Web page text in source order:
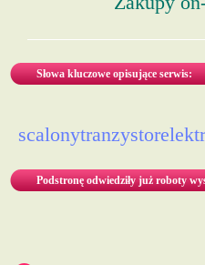
Słowa kluczowe opisujące serwis:
Podstronę odwiedziły już roboty